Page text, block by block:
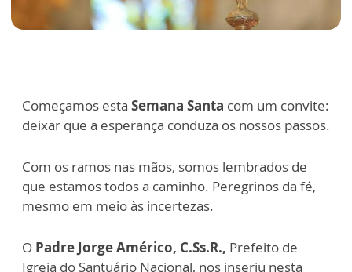
Começamos esta Semana Santa com um convite:
deixar que a esperança conduza os nossos passos.
Com os ramos nas mãos, somos lembrados de
que estamos todos a caminho. Peregrinos da fé,
mesmo em meio às incertezas.
O Padre Jorge Américo, C.Ss.R., Prefeito de
Igreja do Santuário Nacional, nos inseriu nesta